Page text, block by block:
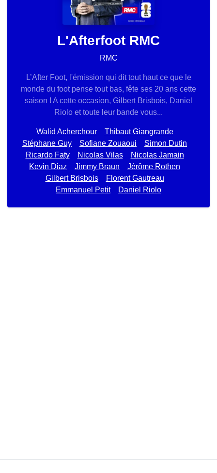
L'Afterfoot RMC
RMC
L’After Foot, l'émission qui dit tout haut ce que le
monde du foot pense tout bas, fête ses 20 ans cette
saison ! A cette occasion, Gilbert Brisbois, Daniel
Riolo et toute leur bande vous...
Walid Acherchour
Thibaut Giangrande
Stéphane Guy
Sofiane Zouaoui
Simon Dutin
Ricardo Faty
Nicolas Vilas
Nicolas Jamain
Kevin Diaz
Jimmy Braun
Jérôme Rothen
Gilbert Brisbois
Florent Gautreau
Emmanuel Petit
Daniel Riolo